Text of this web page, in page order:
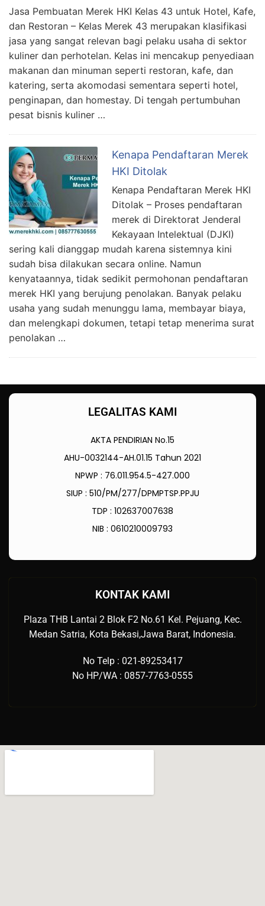
Jasa Pembuatan Merek HKI Kelas 43 untuk Hotel, Kafe,
dan Restoran – Kelas Merek 43 merupakan klasifikasi
jasa yang sangat relevan bagi pelaku usaha di sektor
kuliner dan perhotelan. Kelas ini mencakup penyediaan
makanan dan minuman seperti restoran, kafe, dan
katering, serta akomodasi sementara seperti hotel,
penginapan, dan homestay. Di tengah pertumbuhan
pesat bisnis kuliner …
Kenapa Pendaftaran Merek
HKI Ditolak
Kenapa Pendaftaran Merek HKI
Ditolak – Proses pendaftaran
merek di Direktorat Jenderal
Kekayaan Intelektual (DJKI)
sering kali dianggap mudah karena sistemnya kini
sudah bisa dilakukan secara online. Namun
kenyataannya, tidak sedikit permohonan pendaftaran
merek HKI yang berujung penolakan. Banyak pelaku
usaha yang sudah menunggu lama, membayar biaya,
dan melengkapi dokumen, tetapi tetap menerima surat
penolakan …
LEGALITAS KAMI
AKTA PENDIRIAN No.15
AHU-0032144-AH.01.15 Tahun 2021
NPWP : 76.011.954.5-427.000
SIUP : 510/PM/277/DPMPTSP.PPJU
TDP : 102637007638
NIB : 0610210009793
KONTAK KAMI
Plaza THB Lantai 2 Blok F2 No.61 Kel. Pejuang, Kec.
Medan Satria, Kota Bekasi,Jawa Barat, Indonesia.
No Telp : 021-89253417
No HP/WA : 0857-7763-0555